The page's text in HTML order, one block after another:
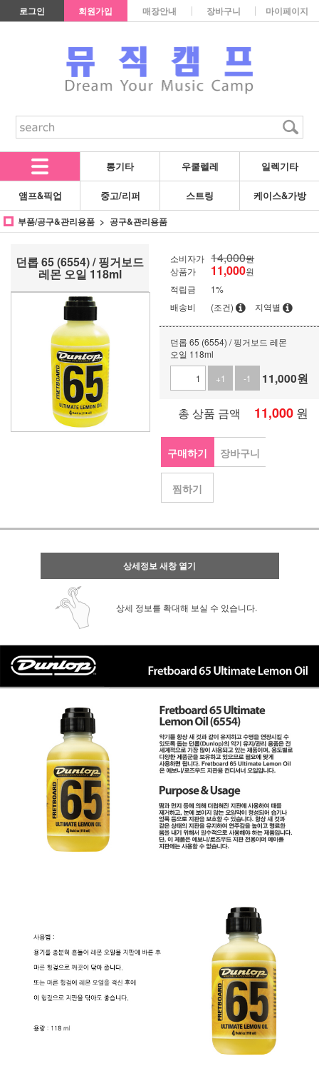
로그인 회원가입 매장안내 장바구니 마이페이지
통기타 우쿨렐레 일렉기타
앰프&픽업 중고/리퍼 스트링 케이스&가방
부품/공구&관리용품 공구&관리용품
던롭 65 (6554) / 핑거보드
레몬 오일 118ml
소비자가 14,000원
상품가
11,000원
적립금
1%
배송비
(조건) 지역별
던롭 65 (6554) / 핑거보드 레몬
오일 118ml
+1
-1 11,000원
총 상품 금액 11,000 원
구매하기 장바구니
찜하기
상세정보 새창 열기
상세 정보를 확대해 보실 수 있습니다.